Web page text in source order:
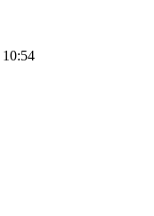
10:54